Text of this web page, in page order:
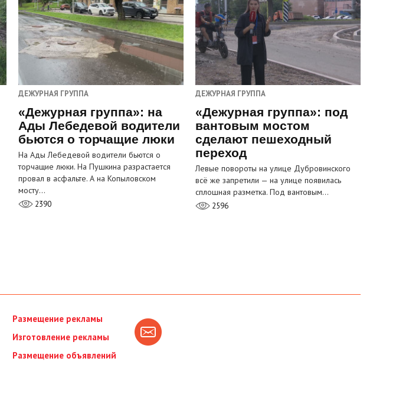
ДЕЖУРНАЯ ГРУППА
«Дежурная группа»: на
Ады Лебедевой водители
бьются о торчащие люки
На Ады Лебедевой водители бьются о
торчащие люки. На Пушкина разрастается
провал в асфальте. А на Копыловском
мосту…
2390
ДЕЖУРНАЯ ГРУППА
«Дежурная группа»: под
вантовым мостом
сделают пешеходный
переход
Левые повороты на улице Дубровинского
всё же запретили — на улице появилась
сплошная разметка. Под вантовым…
2596
Размещение рекламы
Изготовление рекламы
Размещение объявлений